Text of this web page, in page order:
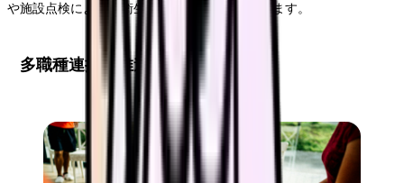
や施設点検により、衛生管理の有効性を確認します。
多職種連携の推進